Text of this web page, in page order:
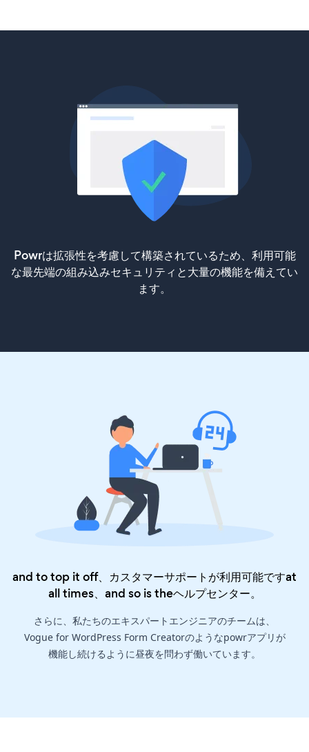
Powrは拡張性を考慮して構築されているため、利用可能
な最先端の組み込みセキュリティと大量の機能を備えてい
ます。
and to top it off、カスタマーサポートが利用可能ですat
all times、and so is theヘルプセンター。
さらに、私たちのエキスパートエンジニアのチームは、
Vogue for WordPress Form Creatorのようなpowrアプリが
機能し続けるように昼夜を問わず働いています。